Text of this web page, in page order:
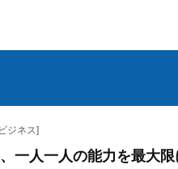
ジネス]
一人一人の能力を最大